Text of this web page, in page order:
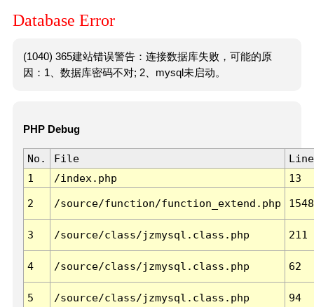
Database Error
(1040) 365建站错误警告：连接数据库失败，可能的原
因：1、数据库密码不对; 2、mysql未启动。
PHP Debug
No. File
Line
1
/index.php 13
2 /source/function/function_extend.php 1548
3 /source/class/jzmysql.class.php 211
4 /source/class/jzmysql.class.php 62
5 /source/class/jzmysql.class.php 94